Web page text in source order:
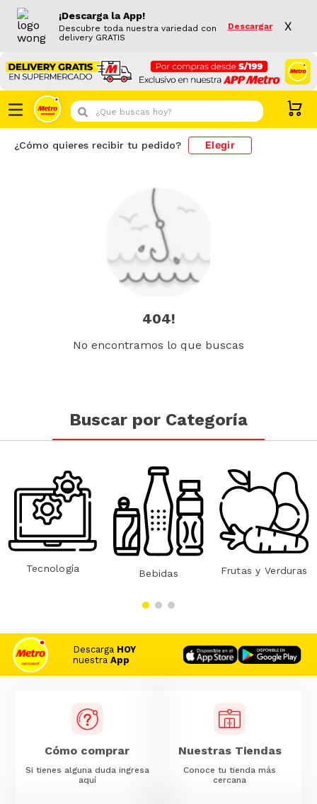
¡Descarga la App!
Descubre toda nuestra variedad con
delivery GRATIS
Descargar X
¿Que buscas hoy?
¿Cómo quieres recibir tu pedido? Elegir
404!
No encontramos lo que buscas
Buscar por Categoría
Tecnología Bebidas Frutas y Verduras
Descarga HOY
nuestra App
Cómo comprar
Si tienes alguna duda ingresa
aquí
Nuestras Tiendas
Conoce tu tienda más
cercana